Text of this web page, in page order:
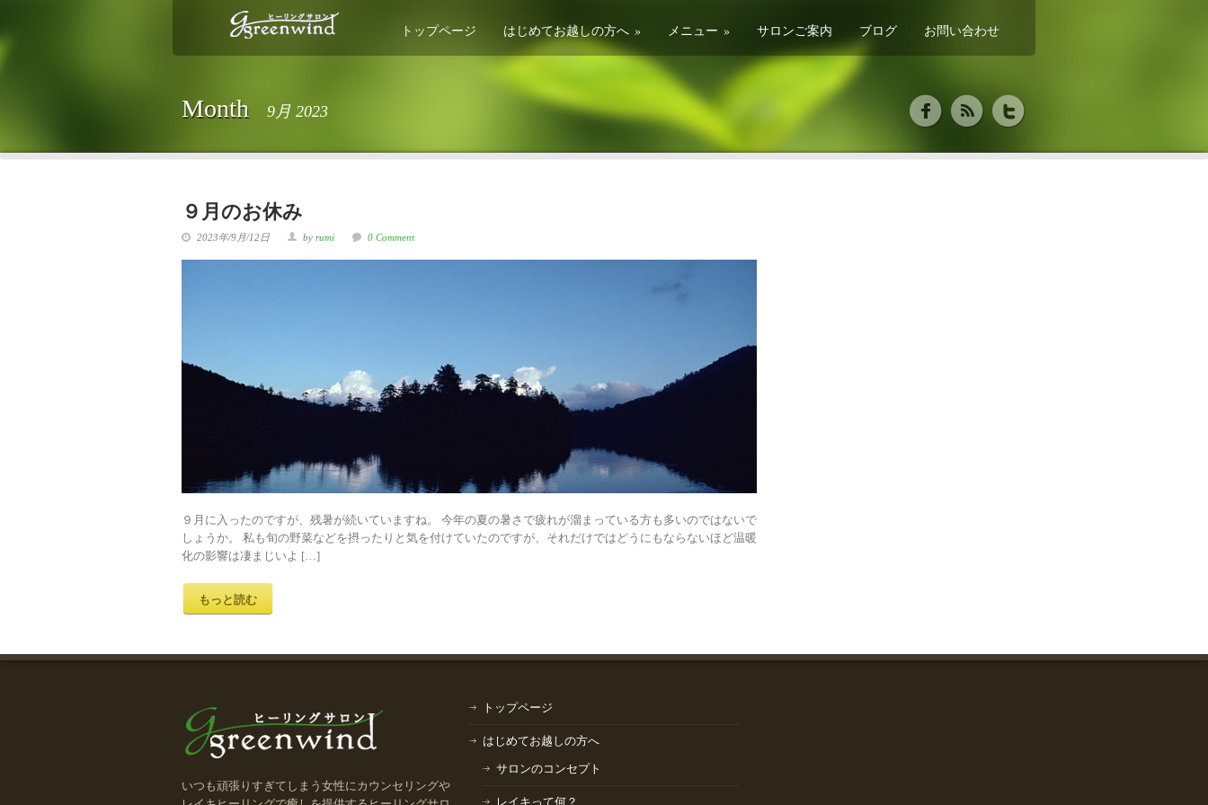
トップページ はじめてお越しの方へ » メニュー » サロンご案内 ブログ お問い合わせ
Month 9月 2023
９月のお休み
2023年/9月/12日 by rumi 0 Comment
９月に入ったのですが、残暑が続いていますね。 今年の夏の暑さで疲れが溜まっている方も多いのではないで
しょうか。 私も旬の野菜などを摂ったりと気を付けていたのですが、それだけではどうにもならないほど温暖
化の影響は凄まじいよ […]
もっと読む
いつも頑張りすぎてしまう女性にカウンセリングや
トップページ
はじめてお越しの方へ
サロンのコンセプト
レイキって何？